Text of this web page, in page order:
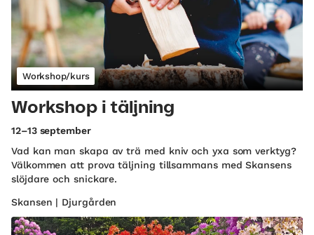
Workshop/kurs
Workshop i täljning
12–13 september
Vad kan man skapa av trä med kniv och yxa som verktyg?
Välkommen att prova täljning tillsammans med Skansens
slöjdare och snickare.
Skansen | Djurgården